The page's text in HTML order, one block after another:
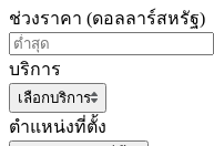
ช่วงราคา (ดอลลาร์สหรัฐ)
บริการ
เลือกบริการ
ตำแหน่งที่ตั้ง